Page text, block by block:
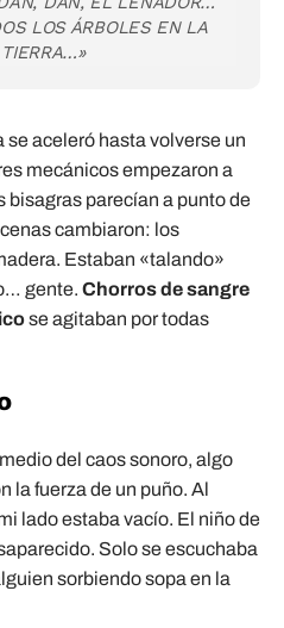
LOS ÁRBOLES EN LA
TIERRA…»
se aceleró hasta volverse un
mecánicos empezaron a
bisagras parecían a punto de
cambiaron: los
Estaban «talando»
gente. Chorros de sangre
se agitaban por todas
del caos sonoro, algo
la fuerza de un puño. Al
lado estaba vacío. El niño de
Solo se escuchaba
sorbiendo sopa en la